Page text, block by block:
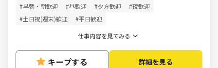
#早朝・朝歓迎 #昼歓迎 #夕方歓迎
#夜歓迎
#土日祝(週末)歓迎
#平日歓迎
仕事内容を見てみる
キープする 詳細を見る